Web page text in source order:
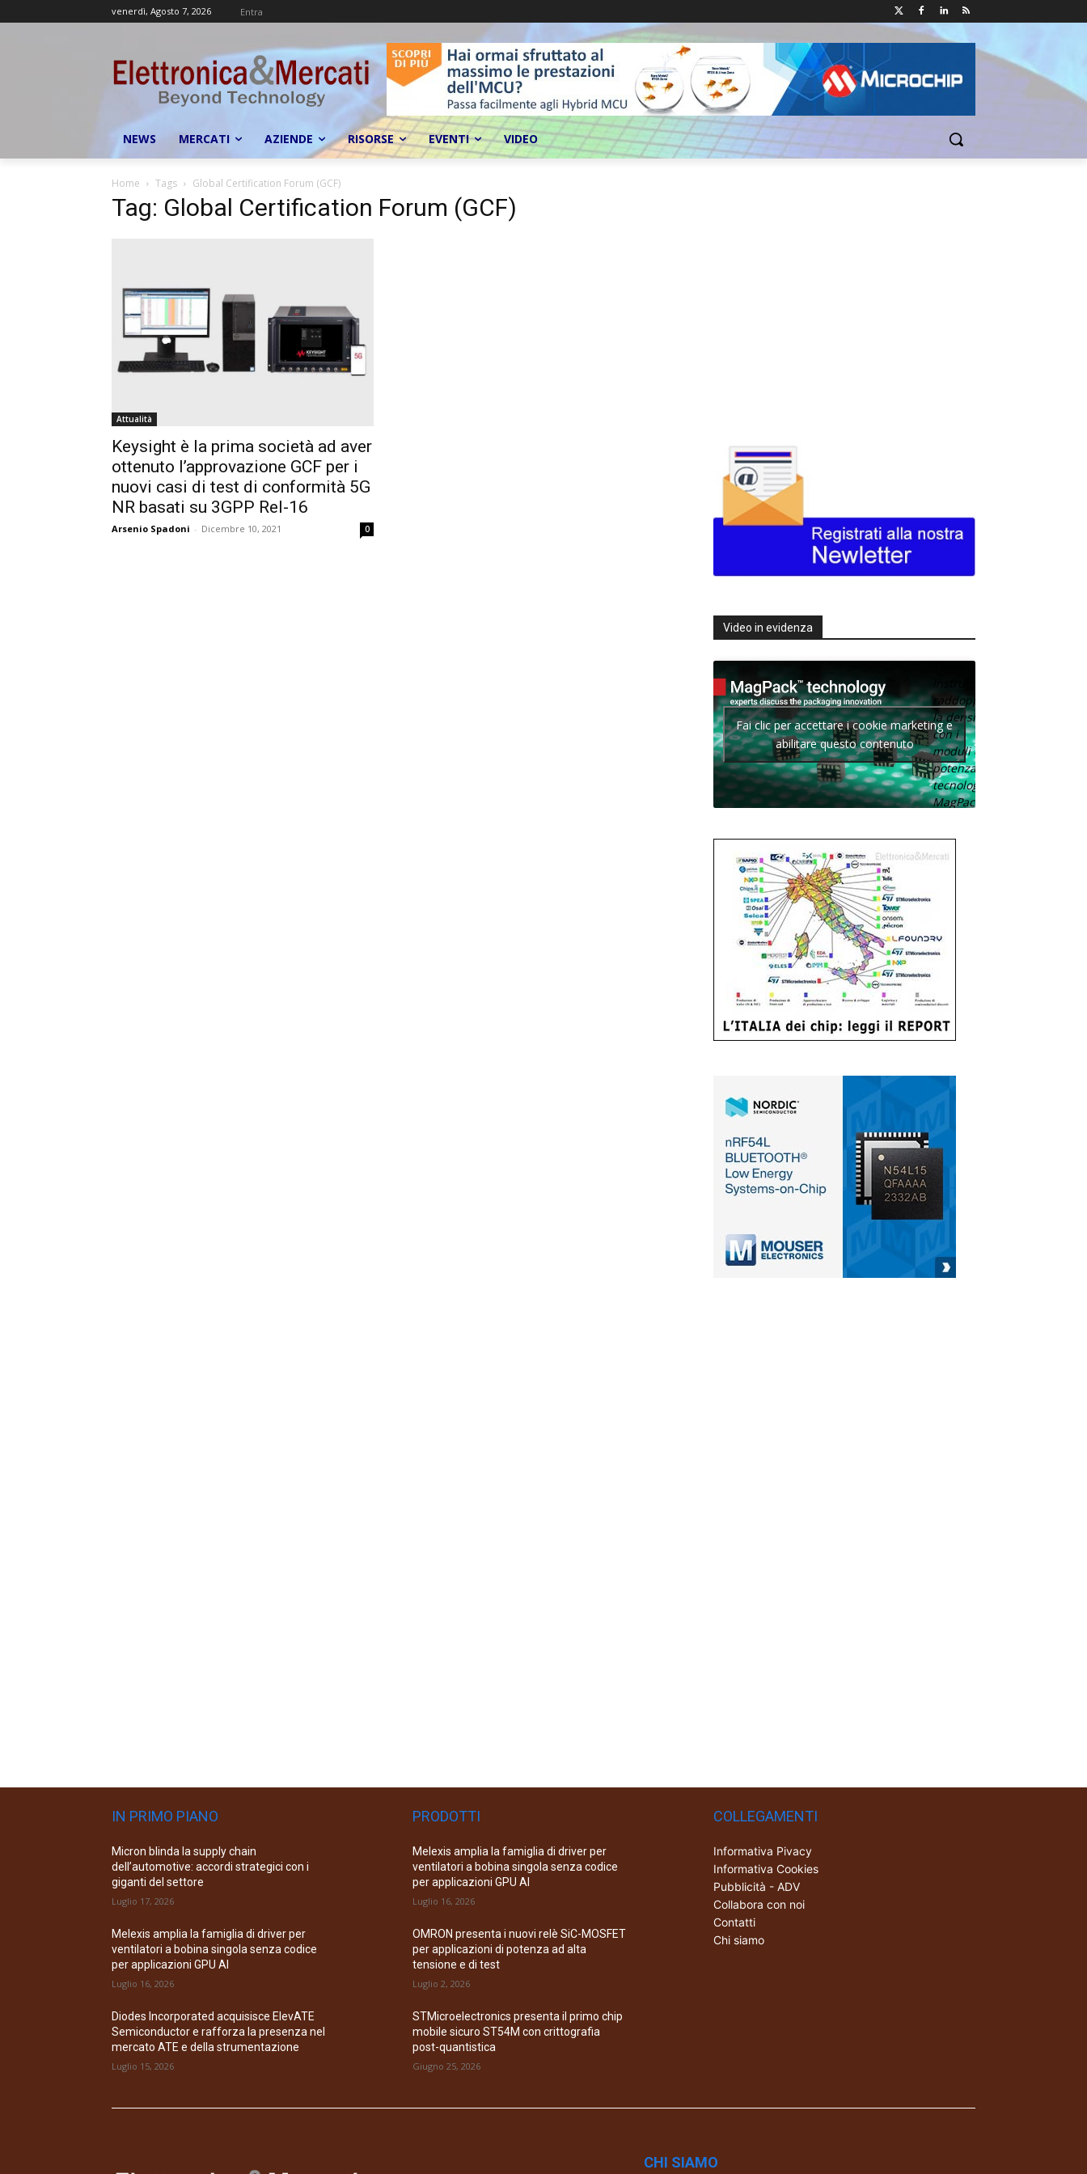
venerdì, Agosto 7, 2026 Entra
NEWS MERCATI AZIENDE RISORSE EVENTI VIDEO
Home Tags Global Certification Forum (GCF)
Tag: Global Certification Forum (GCF)
Attualità
Keysight è la prima società ad aver
ottenuto l’approvazione GCF per i
nuovi casi di test di conformità 5G
NR basati su 3GPP Rel-16
Arsenio Spadoni - Dicembre 10, 2021 0
Video in evidenza
Texas
raddoppia
la densità
con i
moduli di
potenza con
tecnologia
MagPack.
Fai clic per accettare i cookie marketing e
abilitare questo contenuto
IN PRIMO PIANO
Micron blinda la supply chain
dell’automotive: accordi strategici con i
giganti del settore
Luglio 17, 2026
Melexis amplia la famiglia di driver per
ventilatori a bobina singola senza codice
per applicazioni GPU AI
Luglio 16, 2026
Diodes Incorporated acquisisce ElevATE
Semiconductor e rafforza la presenza nel
mercato ATE e della strumentazione
Luglio 15, 2026
PRODOTTI
Melexis amplia la famiglia di driver per
ventilatori a bobina singola senza codice
per applicazioni GPU AI
Luglio 16, 2026
OMRON presenta i nuovi relè SiC-MOSFET
per applicazioni di potenza ad alta
tensione e di test
Luglio 2, 2026
STMicroelectronics presenta il primo chip
mobile sicuro ST54M con crittografia
post-quantistica
Giugno 25, 2026
COLLEGAMENTI
Informativa Pivacy
Informativa Cookies
Pubblicità - ADV
Collabora con noi
Contatti
Chi siamo
CHI SIAMO